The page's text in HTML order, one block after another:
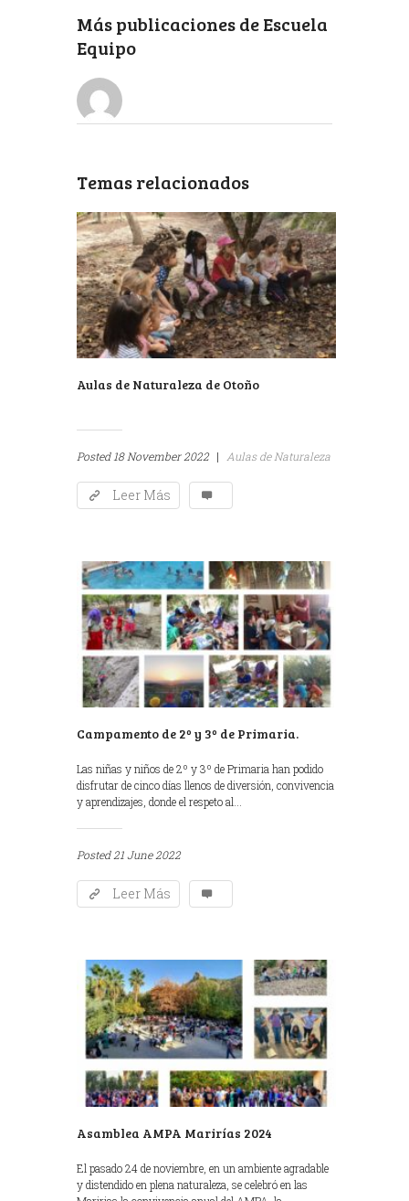
Más publicaciones deEscuela
Equipo
Temas relacionados
Aulas de Naturaleza de Otoño
Posted 18 November 2022 | Aulas de Naturaleza
Leer Más
Campamento de 2º y 3º de Primaria.
Las niñas y niños de 2º y 3º de Primaria han podido
disfrutar de cinco días llenos de diversión, convivencia
y aprendizajes, donde el respeto al...
Posted21 June 2022
Leer Más
Asamblea AMPA Marirías 2024
El pasado 24 de noviembre, en un ambiente agradable
y distendido en plena naturaleza, se celebró en las